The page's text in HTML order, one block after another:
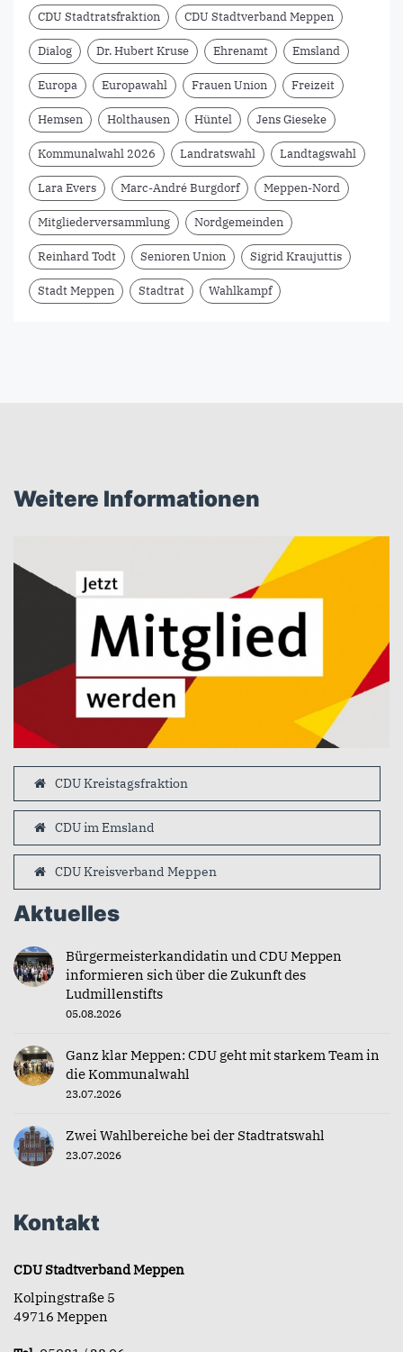
CDU Stadtratsfraktion CDU Stadtverband Meppen
Dialog Dr. Hubert Kruse Ehrenamt Emsland
Europa Europawahl Frauen Union Freizeit
Hemsen Holthausen Hüntel Jens Gieseke
Kommunalwahl 2026 Landratswahl Landtagswahl
Lara Evers Marc-André Burgdorf Meppen-Nord
Mitgliederversammlung Nordgemeinden
Reinhard Todt Senioren Union Sigrid Kraujuttis
Stadt Meppen Stadtrat Wahlkampf
Weitere Informationen
CDU Kreistagsfraktion
CDU im Emsland
CDU Kreisverband Meppen
Aktuelles
Bürgermeisterkandidatin und CDU Meppen
informieren sich über die Zukunft des
Ludmillenstifts
05.08.2026
Ganz klar Meppen: CDU geht mit starkem Team in
die Kommunalwahl
23.07.2026
Zwei Wahlbereiche bei der Stadtratswahl
23.07.2026
Kontakt
CDU Stadtverband Meppen
Kolpingstraße 5
49716 Meppen